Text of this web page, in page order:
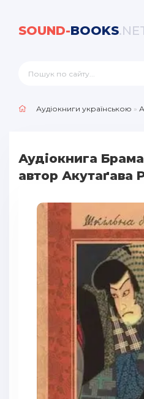
SOUND-BOOKS
Аудіокниги українською »
Аудіокнига
автор Акутаґава